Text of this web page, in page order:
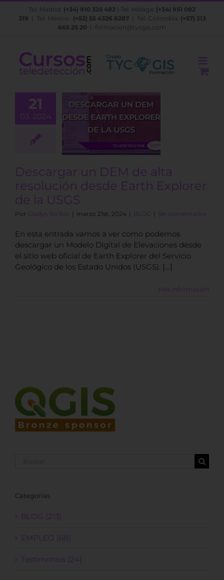
Saltar
Tel. Madrid: (+34) 910 325 482 | Tel. Málaga: (+34) 951 082
319 | Tel. México: (+52) 55 4326 8287| Tel. Colombia: (+57) 313
665 25 20
formacion@tycgis.com
21
03, 2024
un
de alta
de
BLOGDescargar un DEM de alta
resolución desde Earth Explorer
de la USGS
Por Gladys Toribio | marzo 21st, 2024 | BLOG | Sin comentarios
En esta entrada vamos a ver como podemos
descargar un Modelo Digital de Elevaciones desde
el sitio web oficial de Earth Explorer del Servicio
Geológico de los Estado Unidos (USGS). […]
Más información
Categorías
BLOG (213)
EMPLEO (68)
Testimonios (24)